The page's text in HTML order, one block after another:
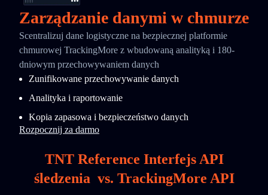
Zarządzanie danymi w chmurze
Scentralizuj dane logistyczne na bezpiecznej platformie
chmurowej TrackingMore z wbudowaną analityką i 180-
dniowym przechowywaniem danych
Zunifikowane przechowywanie danych
Analityka i raportowanie
Kopia zapasowa i bezpieczeństwo danych
Rozpocznij za darmo
TNT Reference Interfejs API
śledzenia vs. TrackingMore API